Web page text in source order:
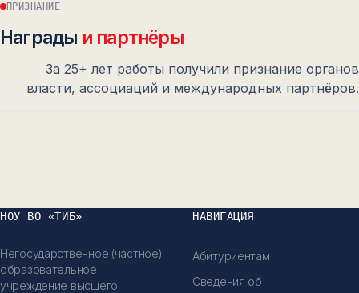
ПРИЗНАНИЕ
Награды и партнёры
За 25+ лет работы получили признание органов
власти, ассоциаций и международных партнёров.
НОУ ВО «ТИБ»
Негосударственное (частное)
образовательное
учреждение высшего
НАВИГАЦИЯ
Абитуриентам
Сведения об